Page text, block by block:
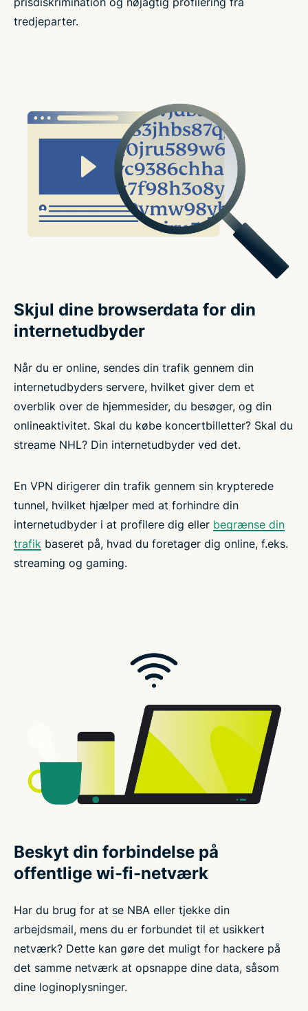
tredjeparter.
Skjul dine browserdata for din
internetudbyder
Når du er online, sendes din trafik gennem din
internetudbyders servere, hvilket giver dem et
overblik over de hjemmesider, du besøger, og din
onlineaktivitet. Skal du købe koncertbilletter? Skal du
streame NHL? Din internetudbyder ved det.
En VPN dirigerer din trafik gennem sin krypterede
tunnel, hvilket hjælper med at forhindre din
internetudbyder i at profilere dig eller begrænse din
trafik baseret på, hvad du foretager dig online, f.eks.
streaming og gaming.
Beskyt din forbindelse på
offentlige wi-fi-netværk
Har du brug for at se NBA eller tjekke din
arbejdsmail, mens du er forbundet til et usikkert
netværk? Dette kan gøre det muligt for hackere på
det samme netværk at opsnappe dine data, såsom
dine loginoplysninger.